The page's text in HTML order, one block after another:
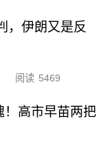
，伊朗又是反
阅读 5469
！高市早苗两把